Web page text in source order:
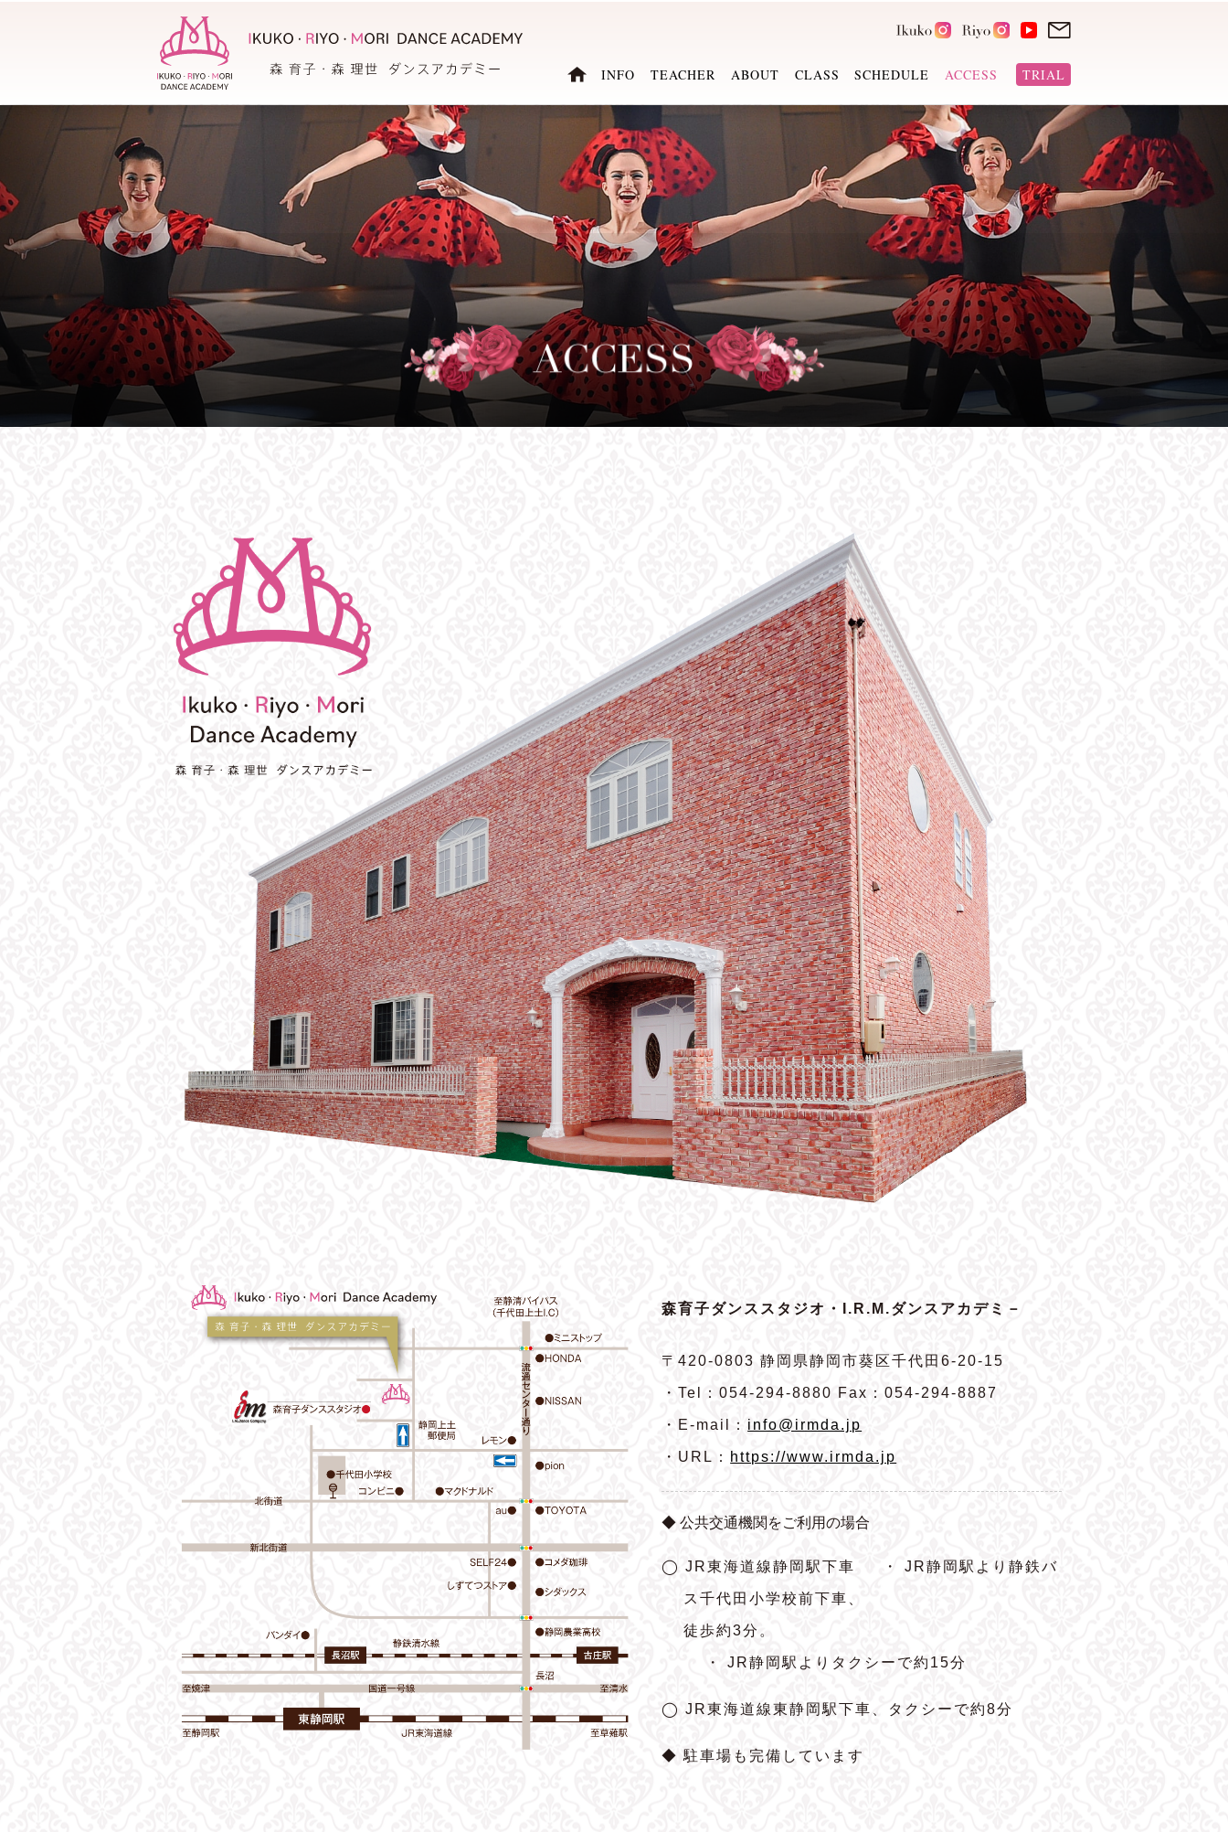
INFO TEACHER ABOUT CLASS SCHEDULE ACCESS TRIAL
森育子ダンススタジオ・I.R.M.ダンスアカデミ－
〒420-0803静岡県静岡市葵区千代田6-20-15
・Tel：054-294-8880 Fax：054-294-8887
・E-mail： info@irmda.jp
・URL： https://www.irmda.jp
◆ 公共交通機関をご利用の場合
◯ JR東海道線静岡駅下車 ・ JR静岡駅より静鉄バ
ス千代田小学校前下車、
徒歩約3分。
・ JR静岡駅よりタクシーで約15分
◯ JR東海道線東静岡駅下車、タクシーで約8分
◆ 駐車場も完備しています